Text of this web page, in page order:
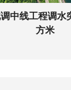
中线工程调水
方米